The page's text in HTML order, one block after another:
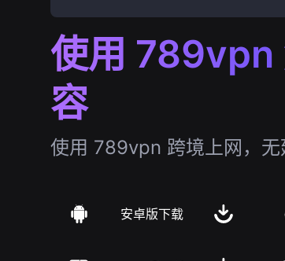
使用 789vpn
容
使用 789vpn 跨境上网，无
安卓版下载